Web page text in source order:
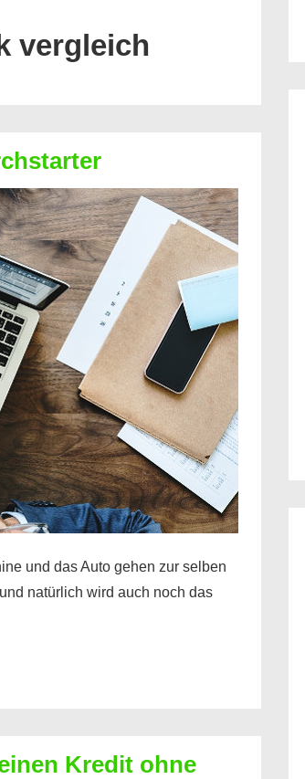
vergleich
und das Auto gehen zur selben
natürlich wird auch noch das
Kredit ohne